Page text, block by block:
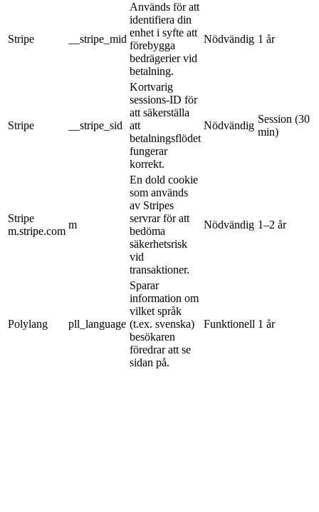
Stripe __stripe_mid
Används för att
identifiera din
enhet i syfte att
förebygga
bedrägerier vid
betalning.
Nödvändig 1 år
Stripe __stripe_sid
Kortvarig
sessions-ID för
att säkerställa
att
betalningsflödet
fungerar
korrekt.
Nödvändig
Session (30
min)
Stripe
m.stripe.com
m
En dold cookie
som används
av Stripes
servrar för att
bedöma
säkerhetsrisk
vid
transaktioner.
Nödvändig 1–2 år
Polylang pll_language
Sparar
information om
vilket språk
(t.ex. svenska)
besökaren
föredrar att se
sidan på.
Funktionell 1 år